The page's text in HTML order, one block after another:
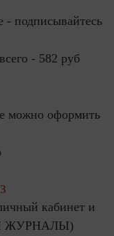
- подписывайтесь
- 582 руб
можно оформить
кабинет и
ЖУРНАЛЫ)